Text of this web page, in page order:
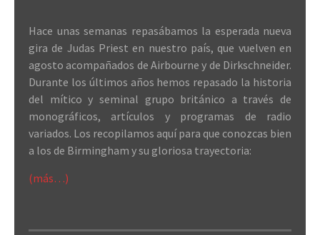
Hace unas semanas repasábamos la esperada nueva
gira de Judas Priest en nuestro país, que vuelven en
agosto acompañados de Airbourne y de Dirkschneider.
Durante los últimos años hemos repasado la historia
del mítico y seminal grupo británico a través de
monográficos, artículos y programas de radio
variados. Los recopilamos aquí para que conozcas bien
a los de Birmingham y su gloriosa trayectoria:
(más…)